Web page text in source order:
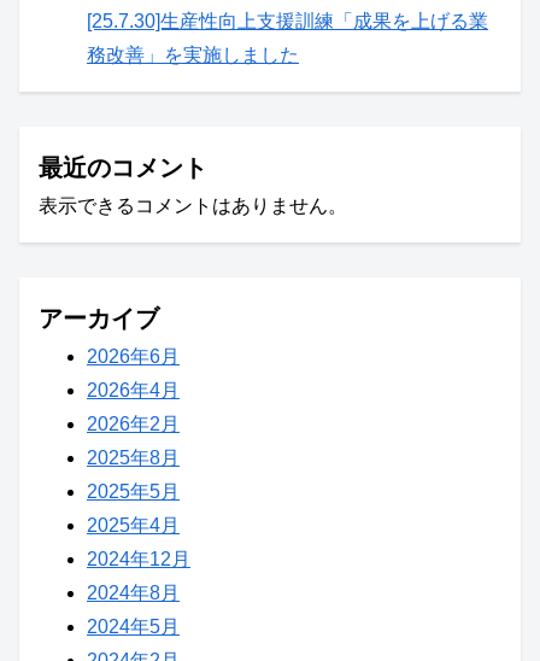
[25.7.30]生産性向上支援訓練「成果を上げる業
務改善」を実施しました
最近のコメント
表示できるコメントはありません。
アーカイブ
2026年6月
2026年4月
2026年2月
2025年8月
2025年5月
2025年4月
2024年12月
2024年8月
2024年5月